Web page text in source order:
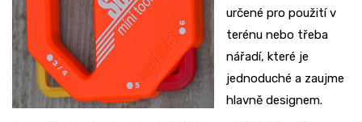
určené pro použití v
terénu nebo třeba
nářadí, které je
jednoduché a zaujme
hlavně designem.